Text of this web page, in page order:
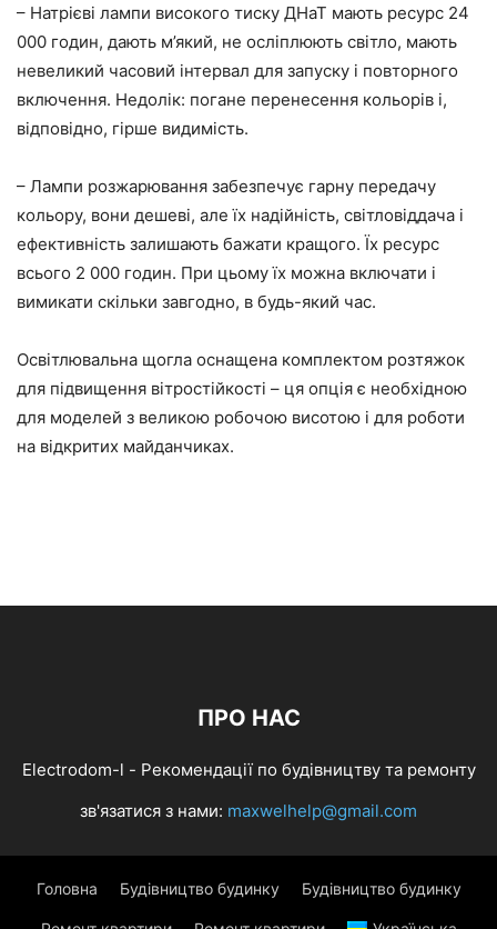
– Натрієві лампи високого тиску ДНаТ мають ресурс 24
000 годин, дають м’який, не осліплюють світло, мають
невеликий часовий інтервал для запуску і повторного
включення. Недолік: погане перенесення кольорів і,
відповідно, гірше видимість.
– Лампи розжарювання забезпечує гарну передачу
кольору, вони дешеві, але їх надійність, світловіддача і
ефективність залишають бажати кращого. Їх ресурс
всього 2 000 годин. При цьому їх можна включати і
вимикати скільки завгодно, в будь-який час.
Освітлювальна щогла оснащена комплектом розтяжок
для підвищення вітростійкості – ця опція є необхідною
для моделей з великою робочою висотою і для роботи
на відкритих майданчиках.
ПРО НАС
Electrodom-l - Рекомендації по будівництву та ремонту
зв'язатися з нами: maxwelhelp@gmail.com
Головна Будівництво будинку Будівництво будинку